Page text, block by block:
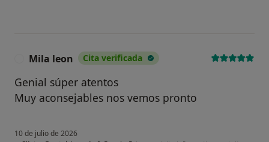
Mila leon Cita verificada
Genial súper atentos
Muy aconsejables nos vemos pronto
10 de julio de 2026